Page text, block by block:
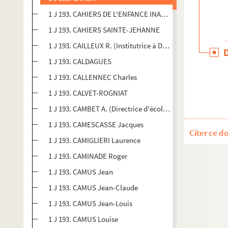
1 J 193. CAHIERS DE L'ENFANCE INADAPTÉE (Pierre
1 J 193. CAHIERS SAINTE-JEHANNE
1 J 193. CAILLEUX R. (Institutrice à Dijon)
1 J 193. CALDAGUES
1 J 193. CALLENNEC Charles
1 J 193. CALVET-ROGNIAT
1 J 193. CAMBET A. (Directrice d'école en Haute-Savoie)
1 J 193. CAMESCASSE Jacques
1 J 193. CAMIGLIERI Laurence
1 J 193. CAMINADE Roger
1 J 193. CAMUS Jean
1 J 193. CAMUS Jean-Claude
1 J 193. CAMUS Jean-Louis
1 J 193. CAMUS Louise
Citer ce